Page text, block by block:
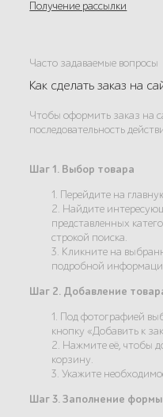
Получение рассылки
Часто задаваемые вопросы
Как сделать заказ на
Чтобы оформить заказ на
последовательность
Шаг 1. Выбор товара
1. Перейдите на
2. Найдите
представленных
строкой поиска.
3. Кликните на
подробной
Шаг 2. Добавление
1. Под фотографией
кнопку «Добавить к
2. Нажмите её, чтобы
корзину.
3. Укажите
Шаг 3. Заполнение формы